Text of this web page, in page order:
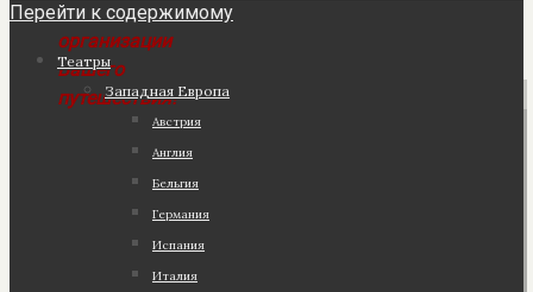
подход к
организации
Вашего
путешествия!
Перейти к содержимому
Театры
Западная Европа
Австрия
Англия
Бельгия
Германия
Испания
Италия